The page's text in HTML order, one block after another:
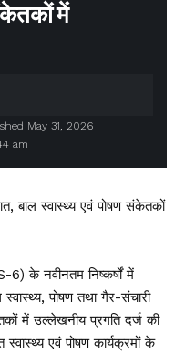
में
am
May 31, 2026
बाल स्वास्थ्य एवं पोषण संकेतकों
6) के नवीनतम निष्कर्षों में
पोषण तथा गैर-संचारी
में उल्लेखनीय प्रगति दर्ज की
स्वास्थ्य एवं पोषण कार्यक्रमों के